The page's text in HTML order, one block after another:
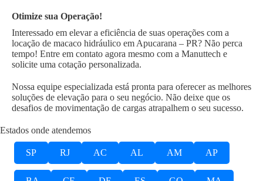
Otimize sua Operação!
Interessado em elevar a eficiência de suas operações com a
locação de macaco hidráulico em Apucarana – PR? Não perca
tempo! Entre em contato agora mesmo com a Manuttech e
solicite uma cotação personalizada.
Nossa equipe especializada está pronta para oferecer as melhores
soluções de elevação para o seu negócio. Não deixe que os
desafios de movimentação de cargas atrapalhem o seu sucesso.
Estados onde atendemos
SP RJ AC AL AM AP